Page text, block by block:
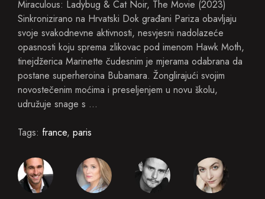
Miraculous: Ladybug & Cat Noir, The Movie (2023)
Sinkronizirano na Hrvatski Dok građani Pariza obavljaju
svoje svakodnevne aktivnosti, nesvjesni nadolazeće
opasnosti koju sprema zlikovac pod imenom Hawk Moth,
tinejdžerica Marinette čudesnim je mjerama odabrana da
postane superheroina Bubamara. Žonglirajući svojim
novostečenim moćima i preseljenjem u novu školu,
udružuje snage s …
Tags: france, paris